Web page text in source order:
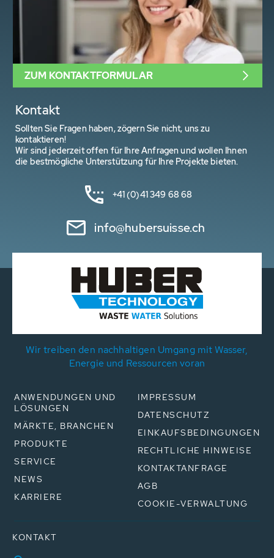
Kontakt
Sollten Sie Fragen haben, zögern Sie nicht, uns zu
kontaktieren!
Wir sind jederzeit offen für Ihre Anfragen und wollen Ihnen
die bestmögliche Unterstützung für Ihre Projekte bieten.
+41 (0)41 349 68 68
info@hubersuisse.ch
ZUM KONTAKTFORMULAR
Wir treiben den nachhaltigen Umgang mit Wasser,
Energie und Ressourcen voran
ANWENDUNGEN UND
LÖSUNGEN
MÄRKTE, BRANCHEN
PRODUKTE
SERVICE
NEWS
KARRIERE
IMPRESSUM
DATENSCHUTZ
EINKAUFSBEDINGUNGEN
RECHTLICHE HINWEISE
KONTAKTANFRAGE
AGB
COOKIE-VERWALTUNG
KONTAKT